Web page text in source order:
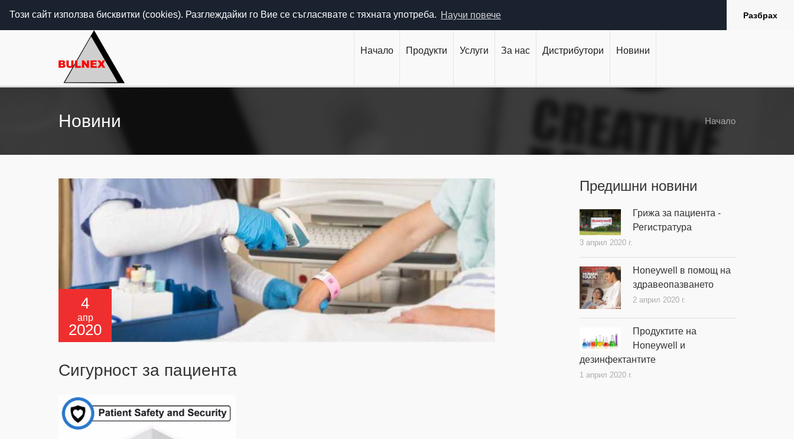
Този сайт използва бисквитки (cookies). Разглеждайки го Вие се съгласявате с тяхната употреба. Научи повече Разбрах
Call Center - 088 5555 703 (гр. София) / 088 5555 304 (гр. Варна) office@bulnex.com
Начало Продукти Услуги За нас Дистрибутори Новини
Новини Начало
4
апр
2020
Сигурност за пациента
Предишни новини
Грижа за пациента -
Регистратура
3 април 2020 г.
Honeywell в помощ на
здравеопазването
2 април 2020 г.
Продуктите на
Honeywell и
дезинфектантите
1 април 2020 г.